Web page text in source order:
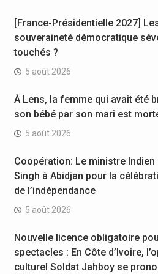
[France-Présidentielle 2027]
souveraineté démocratique
touchés ?
5 août 2026
À Lens, la femme qui avait été
son bébé par son mari est
5 août 2026
Coopération: Le ministre Indien
Singh à Abidjan pour la
de l’indépendance
5 août 2026
Nouvelle licence obligatoire
spectacles : En Côte d’Ivoire,
culturel Soldat Jahboy se